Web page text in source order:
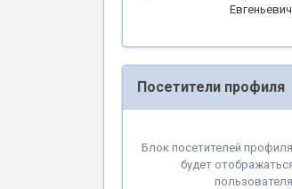
Евгеньевич
Посетители профиля
Блок посетителей
будет